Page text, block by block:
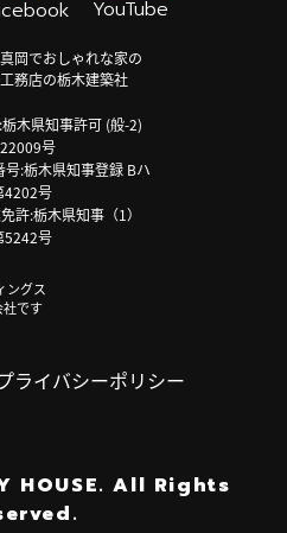
YouTube
岡でおしゃれな家の
務店の栃木建築社
木県知事許可 (般-2)
号
:栃木県知事登録 Bハ
4202号
許:栃木県知事（1）
5242号
ングス
社です
ライバシーポリシー
HOUSE. All Rights